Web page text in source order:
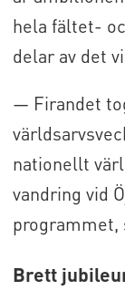
hela fältet-
delar av det
— Firandet
nationellt
vandring vid
programmet,
Brett